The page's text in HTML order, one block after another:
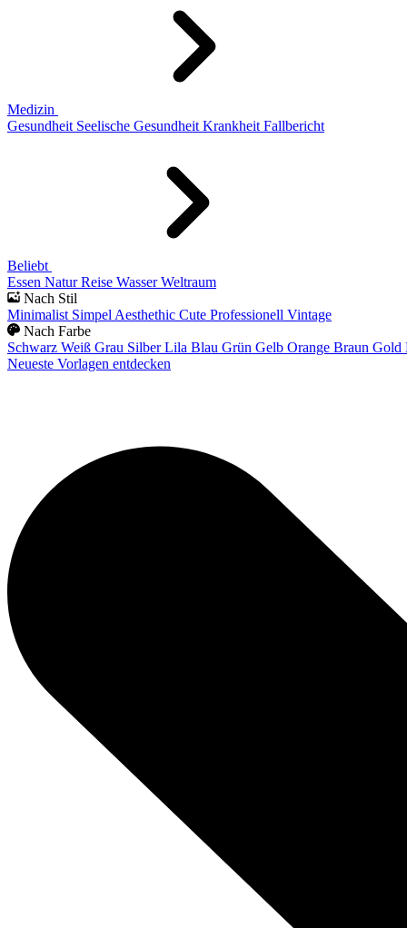
Medizin
Gesundheit Seelische Gesundheit Krankheit Fallbericht
Beliebt
Essen Natur Reise Wasser Weltraum
Nach Stil
Minimalist Simpel Aesthethic Cute Professionell Vintage
Nach Farbe
Schwarz Weiß Grau Silber Lila Blau Grün Gelb Orange Braun Gold
Neueste Vorlagen entdecken